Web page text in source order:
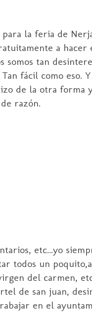
la feria de
a hacer
somos tan
fácil como eso.
de la otra forma
razón.
etc...yo
todos un
del carmen,
de san juan,
en el